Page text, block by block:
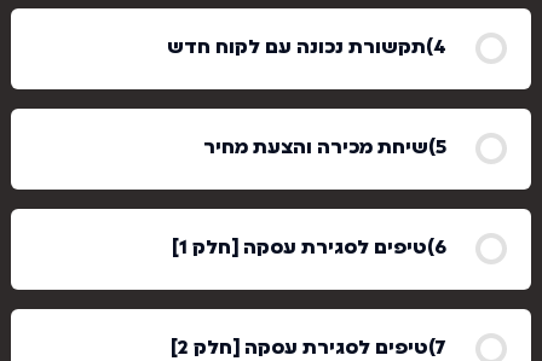
תקשורת נכונה עם לקוח חדש
שיחת מכירה והצעת מחיר
טיפים לסגירת עסקה [חלק 1]
טיפים לסגירת עסקה [חלק 2]